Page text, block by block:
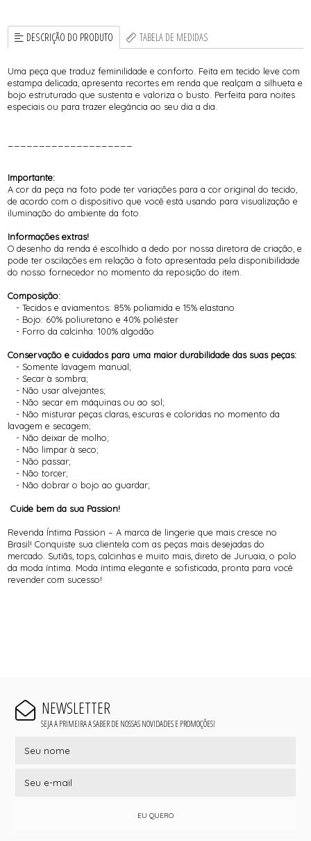
DESCRIÇÃO DO PRODUTO TABELA DE MEDIDAS
Uma peça que traduz feminilidade e conforto. Feita em tecido leve com
estampa delicada, apresenta recortes em renda que realçam a silhueta e
bojo estruturado que sustenta e valoriza o busto. Perfeita para noites
especiais ou para trazer elegância ao seu dia a dia.
Importante:
A cor da peça na foto pode ter variações para a cor original do tecido,
de acordo com o dispositivo que você está usando para visualização e
iluminação do ambiente da foto.
Informações extras!
O desenho da renda é escolhido a dedo por nossa diretora de criação, e
pode ter oscilações em relação à foto apresentada pela disponibilidade
do nosso fornecedor no momento da reposição do item.
Composição:
- Tecidos e aviamentos: 85% poliamida e 15% elastano
- Bojo: 60% poliuretano e 40% poliéster
- Forro da calcinha: 100% algodão
Conservação e cuidados para uma maior durabilidade das suas peças:
- Somente lavagem manual;
- Secar à sombra;
- Não usar alvejantes;
- Não secar em máquinas ou ao sol;
- Não misturar peças claras, escuras e coloridas no momento da
lavagem e secagem;
- Não deixar de molho;
- Não limpar à seco;
- Não passar;
- Não torcer;
- Não dobrar o bojo ao guardar;
Cuide bem da sua Passion!
Revenda Íntima Passion – A marca de lingerie que mais cresce no
Brasil! Conquiste sua clientela com as peças mais desejadas do
mercado. Sutiãs, tops, calcinhas e muito mais, direto de Juruaia, o polo
da moda íntima. Moda íntima elegante e sofisticada, pronta para você
revender com sucesso!
NEWSLETTER
SEJA A PRIMEIRA A SABER DE NOSSAS NOVIDADES E PROMOÇÕES!
EU QUERO